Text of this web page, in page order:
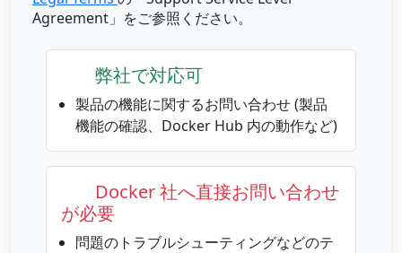
Agreement」をご参照ください。
弊社で対応可
製品の機能に関するお問い合わせ (製品
機能の確認、Docker Hub 内の動作など)
Docker 社へ直接お問い合わせ
が必要
問題のトラブルシューティングなどのテ